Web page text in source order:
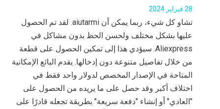
28 فبراير 2024
تشاو كل شيء، ربما يمكن أن aiutarmi. لقد تم الحصول
عليها بشكل مختلف ولحسن الحظ بدون مشاكل في
Aliexpress. سيؤدي هذا إلى تمكين الحصول على قطعة
من خلال تفاصيل متنوعة دون إدخالها. يقدم البائع الإمكانية
المتاحة في الإصدار المخصص لدولار واحد فقط في
اختلاف أكبر وقد حصل على ما يريده من الحصول على
"العادي" أو إنشاء "دفعة سريعة" بطريقة تجعله قادرًا على